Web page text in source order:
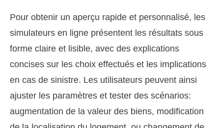
Pour obtenir un aperçu rapide et personnalisé, les
simulateurs en ligne présentent les résultats sous
forme claire et lisible, avec des explications
concises sur les choix effectués et les implications
en cas de sinistre. Les utilisateurs peuvent ainsi
ajuster les paramètres et tester des scénarios:
augmentation de la valeur des biens, modification